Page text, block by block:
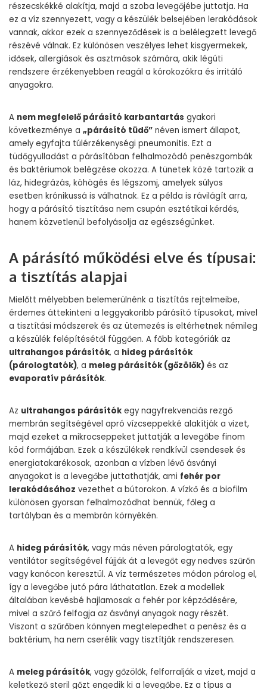
részecskékké alakítja, majd a szoba levegőjébe juttatja. Ha
ez a víz szennyezett, vagy a készülék belsejében lerakódások
vannak, akkor ezek a szennyeződések is a belélegzett levegő
részévé válnak. Ez különösen veszélyes lehet kisgyermekek,
idősek, allergiások és asztmások számára, akik légúti
rendszere érzékenyebben reagál a kórokozókra és irritáló
anyagokra.
A nem megfelelő párásító karbantartás gyakori
következménye a „párásító tüdő” néven ismert állapot,
amely egyfajta túlérzékenységi pneumonitis. Ezt a
tüdőgyulladást a párásítóban felhalmozódó penészgombák
és baktériumok belégzése okozza. A tünetek közé tartozik a
láz, hidegrázás, köhögés és légszomj, amelyek súlyos
esetben krónikussá is válhatnak. Ez a példa is rávilágít arra,
hogy a párásító tisztítása nem csupán esztétikai kérdés,
hanem közvetlenül befolyásolja az egészségünket.
A párásító működési elve és típusai:
a tisztítás alapjai
Mielőtt mélyebben belemerülnénk a tisztítás rejtelmeibe,
érdemes áttekinteni a leggyakoribb párásító típusokat, mivel
a tisztítási módszerek és az ütemezés is eltérhetnek némileg
a készülék felépítésétől függően. A főbb kategóriák az
ultrahangos párásítók, a hideg párásítók
(párologtatók), a meleg párásítók (gőzölők) és az
evaporatív párásítók.
Az ultrahangos párásítók egy nagyfrekvenciás rezgő
membrán segítségével apró vízcseppekké alakítják a vizet,
majd ezeket a mikrocseppeket juttatják a levegőbe finom
köd formájában. Ezek a készülékek rendkívül csendesek és
energiatakarékosak, azonban a vízben lévő ásványi
anyagokat is a levegőbe juttathatják, ami fehér por
lerakódásához vezethet a bútorokon. A vízkő és a biofilm
különösen gyorsan felhalmozódhat bennük, főleg a
tartályban és a membrán környékén.
A hideg párásítók, vagy más néven párologtatók, egy
ventilátor segítségével fújják át a levegőt egy nedves szűrőn
vagy kanócon keresztül. A víz természetes módon párolog el,
így a levegőbe jutó pára láthatatlan. Ezek a modellek
általában kevésbé hajlamosak a fehér por képződésére,
mivel a szűrő felfogja az ásványi anyagok nagy részét.
Viszont a szűrőben könnyen megtelepedhet a penész és a
baktérium, ha nem cserélik vagy tisztítják rendszeresen.
A meleg párásítók, vagy gőzölők, felforralják a vizet, majd a
keletkező steril gőzt engedik ki a levegőbe. Ez a típus a